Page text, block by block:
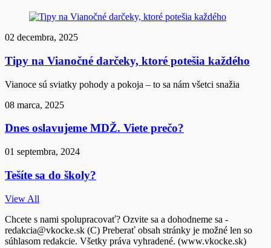
02 decembra, 2025
Tipy na Vianočné darčeky, ktoré potešia každého
Vianoce sú sviatky pohody a pokoja – to sa nám všetci snažia
08 marca, 2025
Dnes oslavujeme MDŽ. Viete prečo?
01 septembra, 2024
Tešíte sa do školy?
View All
Chcete s nami spolupracovať? Ozvite sa a dohodneme sa -
redakcia@vkocke.sk (C) Preberať obsah stránky je možné len so
súhlasom redakcie. Všetky práva vyhradené. (www.vkocke.sk)